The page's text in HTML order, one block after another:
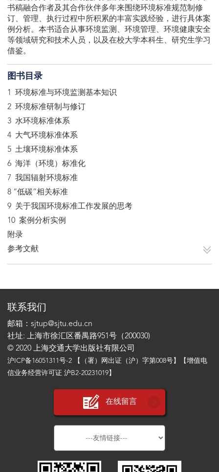
书稿融合作者及其合作伙伴多年来围绕环境标准规范制修
订、管理、执行过程中所积累的丰富实践经验，进行具体案
例分析。本书适合从事环境监测、环境管理、环境健康安全
等领域研究和技术人员，以及在校大学本科生、研究生学习
借鉴。
图书目录
1 环境标准与环境监测基本知识
2 环境标准研制与修订
3 水环境标准体系
4 大气环境标准体系
5 土壤环境标准体系
6 海洋（环境）标准化
7 我国辐射环境标准
8 “低碳”相关标准
9 关于我国环境标准工作发展的思考
10 案例分析实例
附录
参考文献
联系我们
邮箱：sjtup@sjtu.edu.cn
社址: 上海市徐汇区番禺路951号（200030)
© 2020 上海交通大学出版社有限公司
沪ICP备16051311号-2 【（署）网出证（沪）字第008号】【增值电
信业务经营许可证 沪B2-20231019】
在线留言